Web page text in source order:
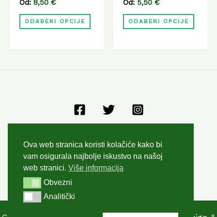
Od: 8,50 €
ODABERI OPCIJE
Od: 5,50 €
ODABERI OPCIJE
Zaštita privatnosti
Kolačići
Ova web stranica koristi kolačiće kako bi
vam osigurala najbolje iskustvo na našoj
web stranici. Više informacija
ObvezniObvezni
AnalitičkiAnalitički